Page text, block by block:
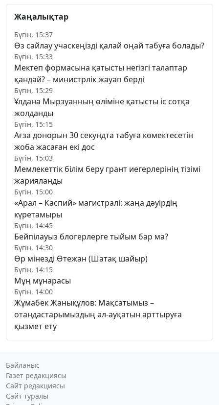
Жаңалықтар
Бүгін, 15:37
Өз сайлау учаскеңізді қалай оңай табуға болады?
Бүгін, 15:33
Мектеп формасына қатысты негізгі талаптар
қандай? – министрлік жауап берді
Бүгін, 15:29
Ұлдана Мырзуанның өліміне қатысты іс сотқа
жолданды
Бүгін, 15:15
Ағза донорын 30 секундта табуға көмектесетін
жоба жасаған екі дос
Бүгін, 15:03
Мемлекеттік білім беру грант иегерлерінің тізімі
жарияланды
Бүгін, 15:00
«Арал – Каспий» магистралі: жаңа дәуірдің
күретамыры
Бүгін, 14:45
Бейпілауыз блогерлерге тыйым бар ма?
Бүгін, 14:30
Өр мінезді Өтежан (Шатақ шайыр)
Бүгін, 14:15
Мұң мұнарасы
Бүгін, 14:00
Жұмабек Жанықұлов: Мақсатымыз –
отандастарымыздың әл-ауқатын арттыруға
қызмет ету
Байланыс
Газет редакциясы
Сайт редакциясы
Сайт туралы